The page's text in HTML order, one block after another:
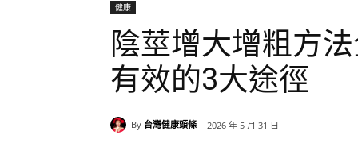
健康
陰莖增大增粗方
有效的3大途徑
By 台灣健康頭條 2026 年 5 月 31 日